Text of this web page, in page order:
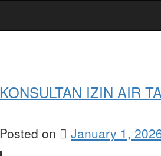
KONSULTAN IZIN AIR
Posted on January 1,